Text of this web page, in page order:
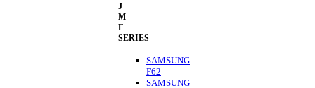
J
M
F
SERIES
SAMSUNG
F62
SAMSUNG